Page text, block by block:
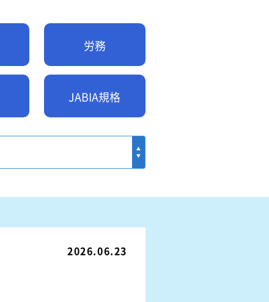
労務
JABIA規格
2026.06.23